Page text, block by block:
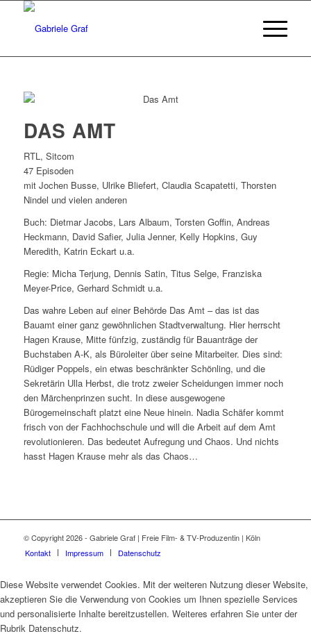
DAS AMT
RTL, Sitcom
47 Episoden
mit Jochen Busse, Ulrike Bliefert, Claudia Scapatetti, Thorsten
Nindel und vielen anderen
Buch: Dietmar Jacobs, Lars Albaum, Torsten Goffin, Andreas
Heckmann, David Safier, Julia Jenner, Kelly Hopkins, Guy
Meredith, Katrin Eckart u.a.
Regie: Micha Terjung, Dennis Satin, Titus Selge, Franziska
Meyer-Price, Gerhard Schmidt u.a.
Das wahre Leben auf einer Behörde Das Amt – das ist das
Bauamt einer ganz gewöhnlichen Stadtverwaltung. Hier herrscht
Hagen Krause, Mitte fünfzig, zuständig für Bauanträge der
Buchstaben A-K, als Büroleiter über seine Mitarbeiter. Dies sind:
Rüdiger Poppels, ein etwas beschränkter Schönling, und die
Sekretärin Ulla Herbst, die trotz zweier Scheidungen immer noch
den Märchenprinzen sucht. In diese ausgewogene
Bürogemeinschaft platzt eine Neue hinein. Nadia Schäfer kommt
frisch von der Fachhochschule und will die Arbeit auf dem Amt
revolutionieren. Das bedeutet Aufregung und Chaos. Und nichts
hasst Hagen Krause mehr als das Chaos…
© Copyright 2026 - Gabriele Graf | Freie Film- & TV-Produzentin | Köln
Kontakt
Impressum Datenschutz
Diese Website verwendet Cookies. Mit der weiteren Nutzung dieser Website,
akzeptieren Sie die Verwendung von Cookies um Ihnen spezielle Services
und personalisierte Inhalte bereitzustellen. Weiteres erfahren Sie unter der
Rubrik Datenschutz.